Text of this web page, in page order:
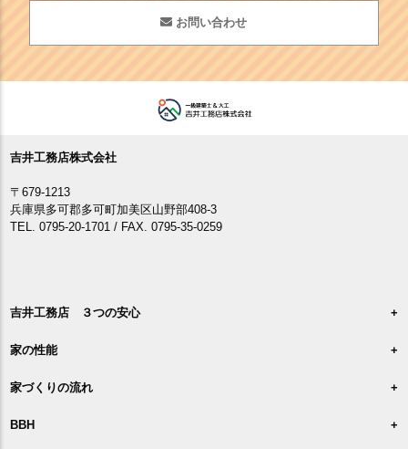
お問い合わせ
吉井工務店株式会社
〒679-1213
兵庫県多可郡多可町加美区山野部408-3
TEL. 0795-20-1701 / FAX. 0795-35-0259
吉井工務店 ３つの安心
家の性能
家づくりの流れ
BBH